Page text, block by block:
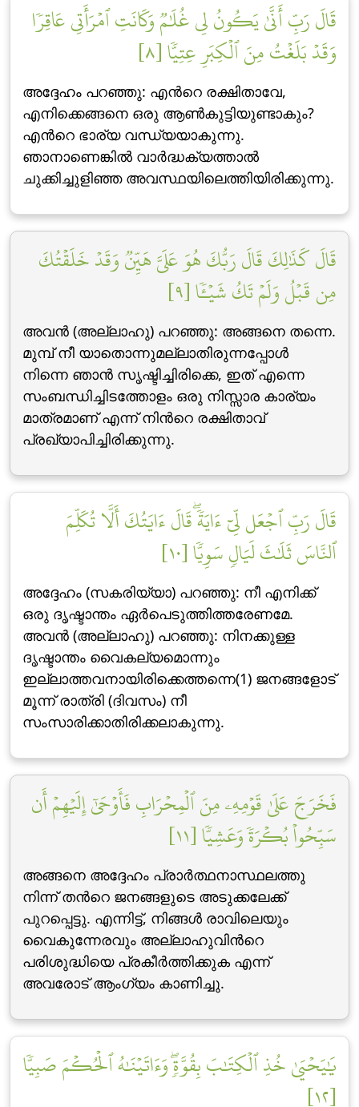
قَالَ رَبِّ أَنَّىٰ يَكُونُ لِي غُلَٰمٞ وَكَانَتِ ٱمۡرَأَتِي عَاقِرٗا
وَقَدۡ بَلَغۡتُ مِنَ ٱلۡكِبَرِ عِتِيّٗا [٨]
അദ്ദേഹം പറഞ്ഞു: എന്‍റെ രക്ഷിതാവേ,
എനിക്കെങ്ങനെ ഒരു ആണ്‍കുട്ടിയുണ്ടാകും?
എന്‍റെ ഭാര്യ വന്ധ്യയാകുന്നു.
ഞാനാണെങ്കില്‍ വാര്‍ദ്ധക്യത്താല്‍
ചുക്കിച്ചുളിഞ്ഞ അവസ്ഥയിലെത്തിയിരിക്കുന്നു.
قَالَ كَذَٰلِكَ قَالَ رَبُّكَ هُوَ عَلَيَّ هَيِّنٞ وَقَدۡ خَلَقۡتُكَ
مِن قَبۡلُ وَلَمۡ تَكُ شَيۡـٔٗا [٩]
അവന്‍ (അല്ലാഹു) പറഞ്ഞു: അങ്ങനെ തന്നെ.
മുമ്പ് നീ യാതൊന്നുമല്ലാതിരുന്നപ്പോള്‍
നിന്നെ ഞാന്‍ സൃഷ്ടിച്ചിരിക്കെ, ഇത് എന്നെ
സംബന്ധിച്ചിടത്തോളം ഒരു നിസ്സാര കാര്യം
മാത്രമാണ് എന്ന് നിന്‍റെ രക്ഷിതാവ്
പ്രഖ്യാപിച്ചിരിക്കുന്നു.
قَالَ رَبِّ ٱجۡعَل لِّيٓ ءَايَةٗۖ قَالَ ءَايَتُكَ أَلَّا تُكَلِّمَ
ٱلنَّاسَ ثَلَٰثَ لَيَالٖ سَوِيّٗا [١٠]
അദ്ദേഹം (സകരിയ്യാ) പറഞ്ഞു: നീ എനിക്ക്
ഒരു ദൃഷ്ടാന്തം ഏര്‍പെടുത്തിത്തരേണമേ.
അവന്‍ (അല്ലാഹു) പറഞ്ഞു: നിനക്കുള്ള
ദൃഷ്ടാന്തം വൈകല്യമൊന്നും
ഇല്ലാത്തവനായിരിക്കെത്തന്നെ(1) ജനങ്ങളോട്
മൂന്ന് രാത്രി (ദിവസം) നീ
സംസാരിക്കാതിരിക്കലാകുന്നു.
فَخَرَجَ عَلَىٰ قَوۡمِهِۦ مِنَ ٱلۡمِحۡرَابِ فَأَوۡحَىٰٓ إِلَيۡهِمۡ أَن
سَبِّحُواْ بُكۡرَةٗ وَعَشِيّٗا [١١]
അങ്ങനെ അദ്ദേഹം പ്രാര്‍ത്ഥനാസ്ഥലത്തു
നിന്ന് തന്‍റെ ജനങ്ങളുടെ അടുക്കലേക്ക്
പുറപ്പെട്ടു. എന്നിട്ട്‌, നിങ്ങള്‍ രാവിലെയും
വൈകുന്നേരവും അല്ലാഹുവിന്‍റെ
പരിശുദ്ധിയെ പ്രകീര്‍ത്തിക്കുക എന്ന്
അവരോട് ആംഗ്യം കാണിച്ചു.
يَٰيَحۡيَىٰ خُذِ ٱلۡكِتَٰبَ بِقُوَّةٖۖ وَءَاتَيۡنَٰهُ ٱلۡحُكۡمَ صَبِيّٗا
[١٢]